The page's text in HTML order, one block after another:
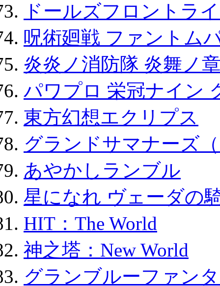
ドールズフロントラ
呪術廻戦 ファントム
炎炎ノ消防隊 炎舞ノ
パワプロ 栄冠ナイン
東方幻想エクリプス
グランドサマナーズ
あやかしランブル
星になれ ヴェーダの
HIT：The World
神之塔：New World
グランブルーファン